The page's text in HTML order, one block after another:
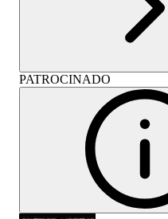
PATROCINADO